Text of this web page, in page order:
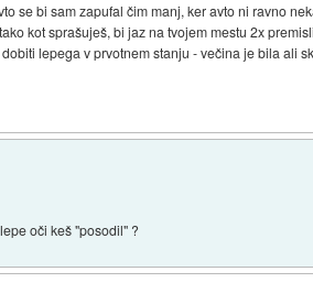
se bi sam zapufal čim manj, ker avto ni ravno
kot sprašuješ, bi jaz na tvojem mestu 2x
lepega v prvotnem stanju - večina je bila ali
oči keš "posodil" ?